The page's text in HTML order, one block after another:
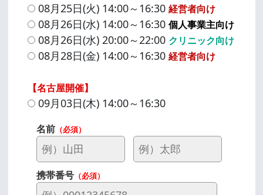
08月25日(火) 14:00～16:30 経営者向け
08月26日(水) 14:00～16:30 個人事業主向け
08月26日(水) 20:00～22:00 クリニック向け
08月28日(金) 14:00～16:30 経営者向け
【名古屋開催】
09月03日(木) 14:00～16:30
名前（必須）
携帯番号（必須）